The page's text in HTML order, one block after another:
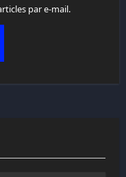
par e-mail.